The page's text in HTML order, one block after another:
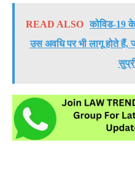
READ ALSO कोविड-19
उस अवधि पर भी लागू होते